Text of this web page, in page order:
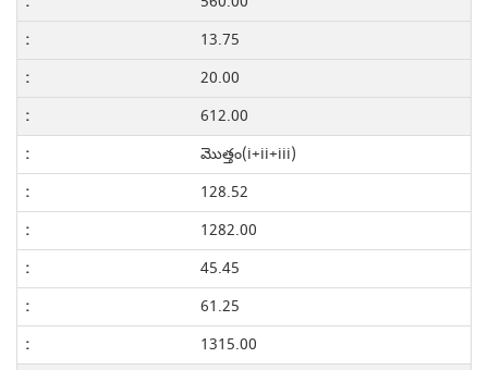
13.75
20.00
612.00
మొత్తం(i+ii+iii)
128.52
1282.00
45.45
61.25
1315.00